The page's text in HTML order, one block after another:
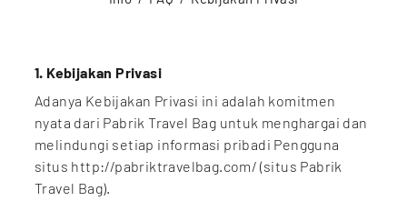
1. Kebijakan Privasi
Adanya Kebijakan Privasi ini adalah komitmen
nyata dari Pabrik Travel Bag untuk menghargai dan
melindungi setiap informasi pribadi Pengguna
situs http://pabriktravelbag.com/ (situs Pabrik
Travel Bag).